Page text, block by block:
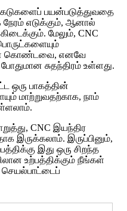
பயன்படுத்துவதை
நேரம் எடுக்கும், ஆனால்
மேலும், CNC
கொண்டவை, எனவே
சுதந்திரம் உள்ளது.
ஒரு பாகத்தின்
மாற்றுவதற்காக, நாம்
CNC இயந்திர
இருக்கலாம். இருப்பினும்,
இது ஒரு சிறந்த
உற்பத்திக்கும் நீங்கள்
செயல்பாட்டைப்